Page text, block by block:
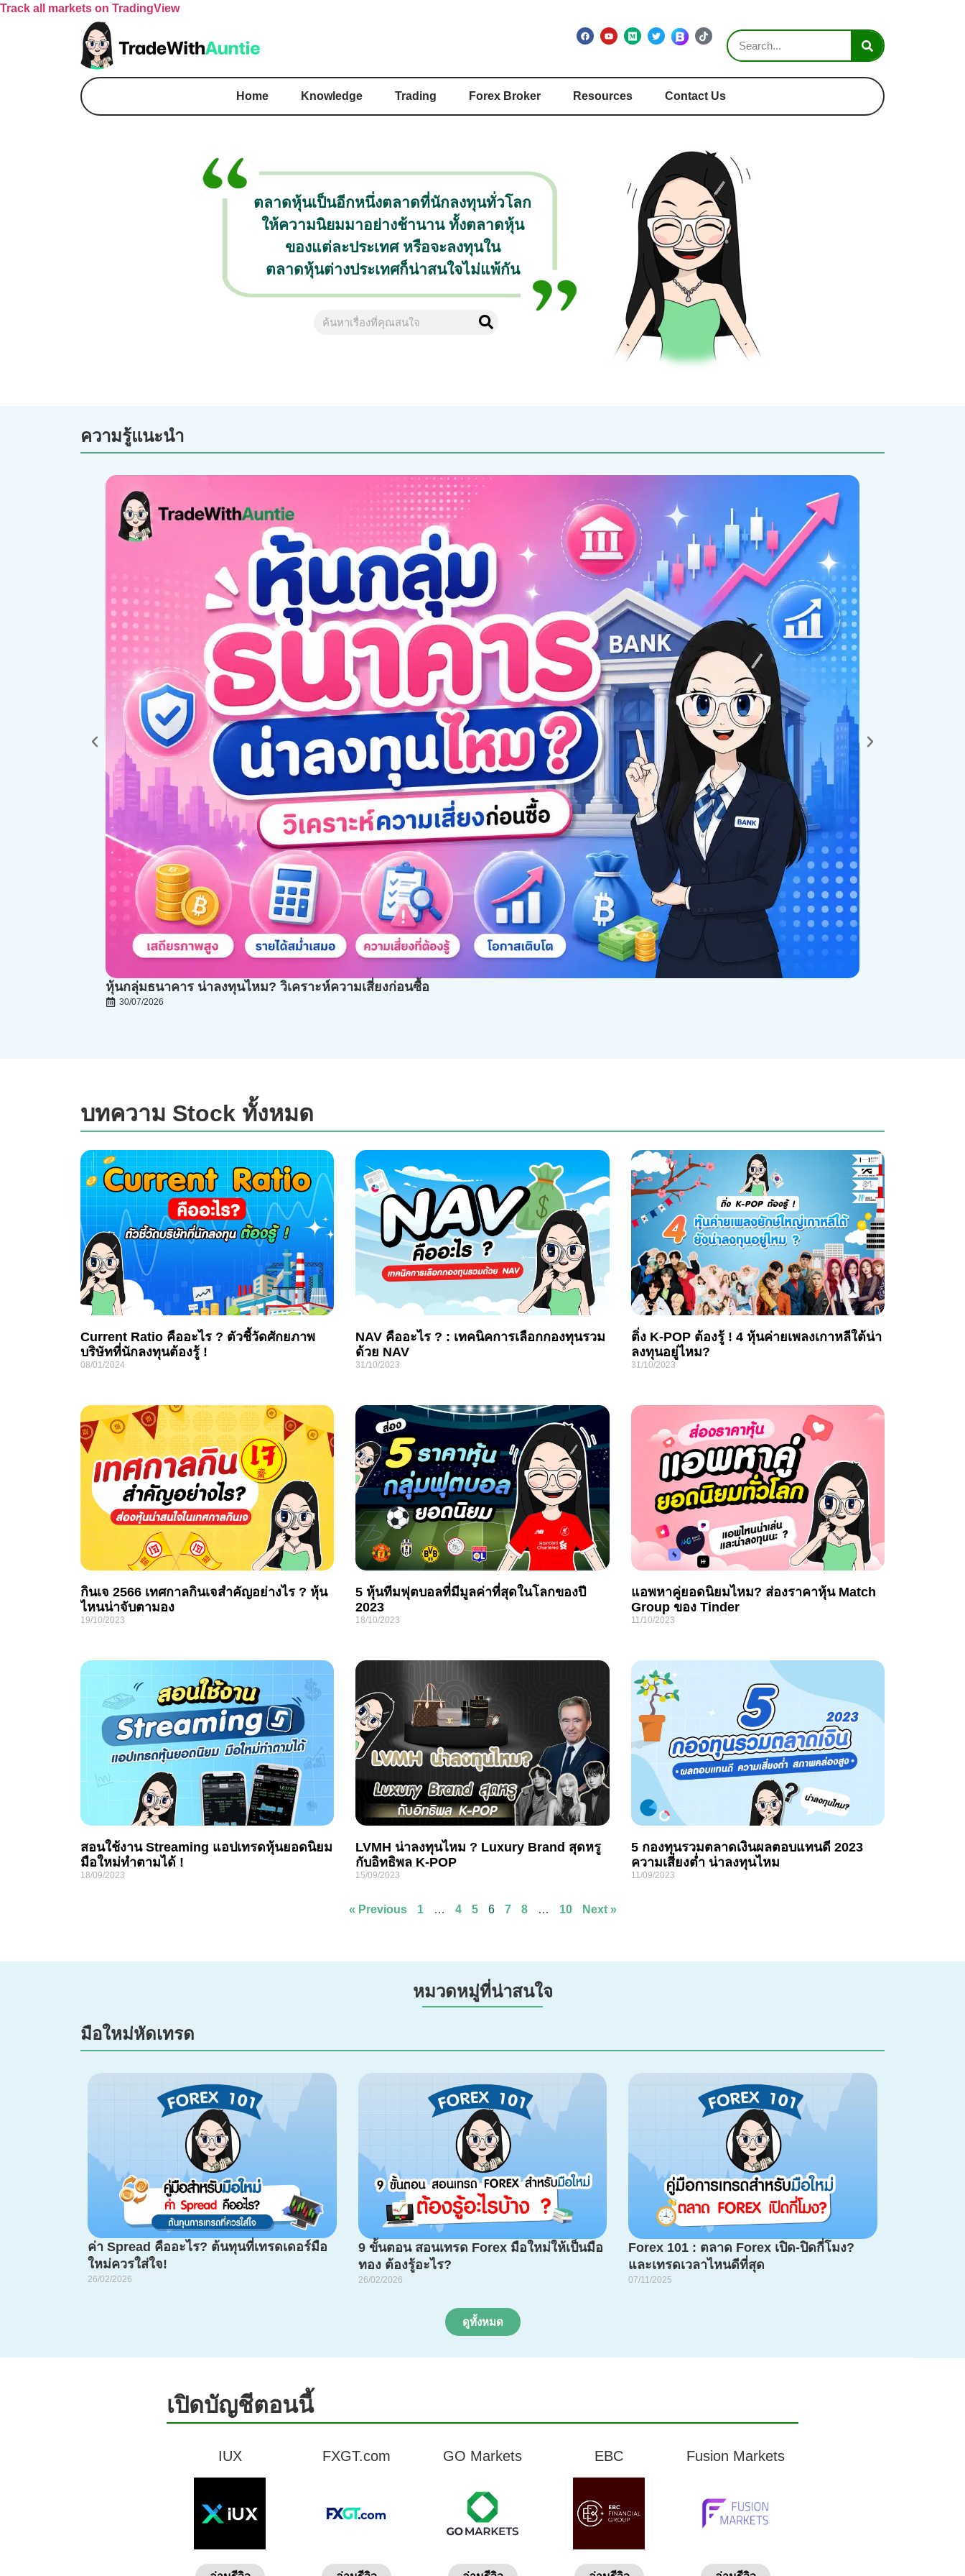
Track all markets on TradingView
Home Knowledge Trading Forex Broker Resources Contact Us
ตลาดหุ้นเป็นอีกหนึ่งตลาดที่นักลงทุนทั่วโลก
ให้ความนิยมมาอย่างช้านาน ทั้งตลาดหุ้น
ของแต่ละประเทศ หรือจะลงทุนใน
ตลาดหุ้นต่างประเทศก็น่าสนใจไม่แพ้กัน
ความรู้แนะนำ
หุ้นกลุ่มธนาคาร น่าลงทุนไหม? วิเคราะห์ความเสี่ยงก่อนซื้อ
30/07/2026
บทความ Stock ทั้งหมด
Current Ratio คืออะไร ? ตัวชี้วัดศักยภาพ
บริษัทที่นักลงทุนต้องรู้ !
08/01/2024
NAV คืออะไร ? : เทคนิคการเลือกกองทุนรวม
ด้วย NAV
31/10/2023
ติ่ง K-POP ต้องรู้ ! 4 หุ้นค่ายเพลงเกาหลีใต้น่า
ลงทุนอยู่ไหม?
31/10/2023
กินเจ 2566 เทศกาลกินเจสำคัญอย่างไร ? หุ้น
ไหนน่าจับตามอง
19/10/2023
5 หุ้นทีมฟุตบอลที่มีมูลค่าที่สุดในโลกของปี
2023
18/10/2023
แอพหาคู่ยอดนิยมไหม? ส่องราคาหุ้น Match
Group ของ Tinder
11/10/2023
สอนใช้งาน Streaming แอปเทรดหุ้นยอดนิยม
มือใหม่ทำตามได้ !
18/09/2023
LVMH น่าลงทุนไหม ? Luxury Brand สุดหรู
กับอิทธิพล K-POP
15/09/2023
5 กองทุนรวมตลาดเงินผลตอบแทนดี 2023
ความเสี่ยงต่ำ น่าลงทุนไหม
11/09/2023
« Previous 1 … 4 5 6 7 8 … 10 Next »
หมวดหมู่ที่น่าสนใจ
มือใหม่หัดเทรด
ค่า Spread คืออะไร? ต้นทุนที่เทรดเดอร์มือ
ใหม่ควรใส่ใจ!
26/02/2026
9 ขั้นตอน สอนเทรด Forex มือใหม่ให้เป็นมือ
ทอง ต้องรู้อะไร?
26/02/2026
Forex 101 : ตลาด Forex เปิด-ปิดกี่โมง?
และเทรดเวลาไหนดีที่สุด
07/11/2025
ดูทั้งหมด
เปิดบัญชีตอนนี้
IUX FXGT.com GO Markets EBC Fusion Markets